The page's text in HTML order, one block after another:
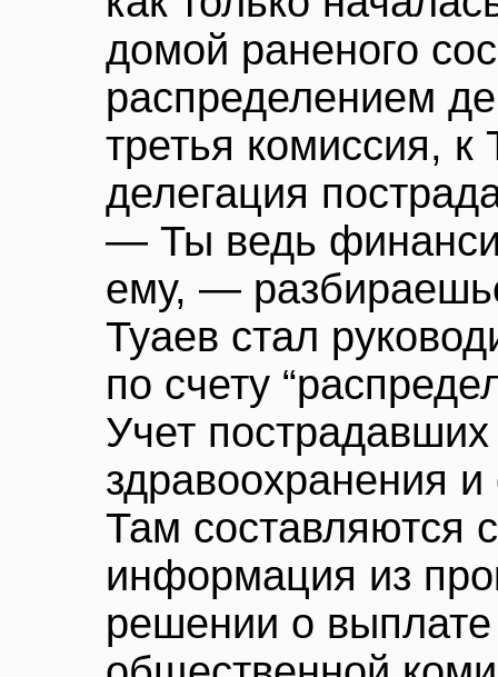
домой раненого
распределением
третья комиссия,
делегация
— Ты ведь
ему, —
Туаев стал
по счету
Учет
здравоохранения и
Там составляются
информация из
решении о выплате